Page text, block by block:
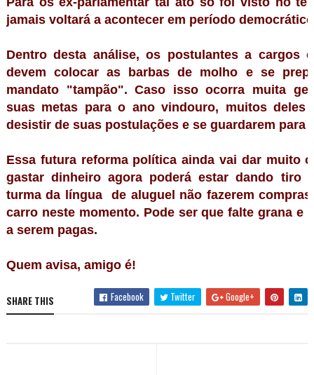
jamais voltará a acontecer em período
Dentro desta análise, os postulantes a cargos
devem colocar as barbas de molho e se
mandato "tampão". Caso isso ocorra muita
suas metas para o ano vindouro, muitos deles
desistir de suas postulações e se guardarem para
Essa futura reforma política ainda vai dar muito
gastar dinheiro agora poderá estar dando tiro
turma da língua de aluguel não fazerem
carro neste momento. Pode ser que falte grana e
a serem pagas.
Quem avisa, amigo é!
SHARE THIS Facebook Twitter Google+